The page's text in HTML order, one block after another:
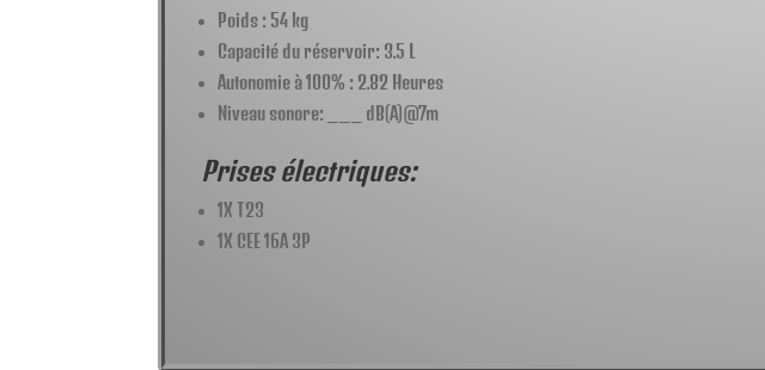
Poids : 54 kg
Capacité du réservoir: 3.5 L
Autonomie à 100% : 2.82 Heures
Niveau sonore: ___ dB(A)@7m
Prises électriques:
1X T23
1X CEE 16A 3P